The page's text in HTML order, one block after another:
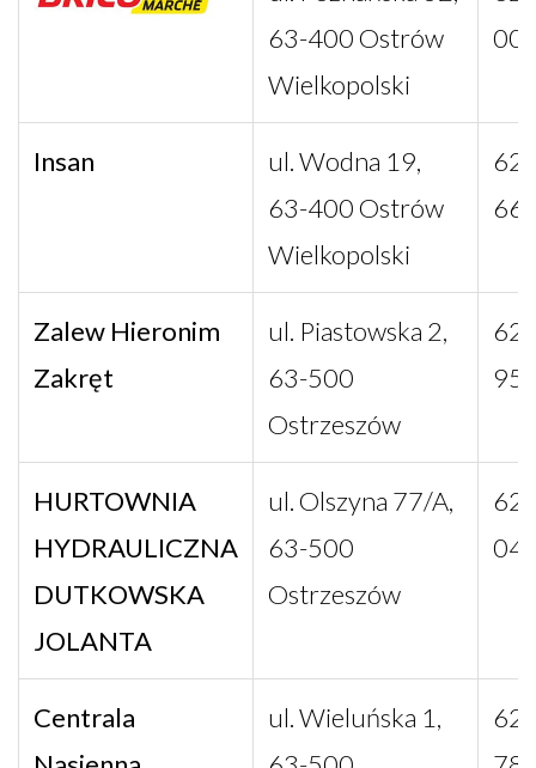
63-400 Ostrów
Wielkopolski
00
Insan
ul. Wodna 19,
63-400 Ostrów
Wielkopolski
62
66
Zalew Hieronim
Zakręt
ul. Piastowska 2,
63-500
Ostrzeszów
62
95
HURTOWNIA
HYDRAULICZNA
DUTKOWSKA
JOLANTA
ul. Olszyna 77/A,
63-500
Ostrzeszów
62
04
Centrala
ul. Wieluńska 1,
62